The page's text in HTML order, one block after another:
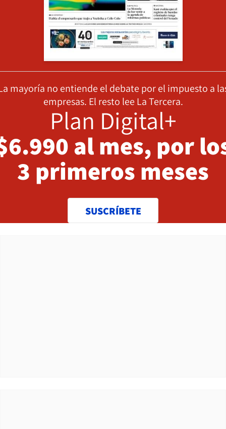
mayoría no entiende el debate por el impuesto a
empresas. El resto lee La Tercera.
Plan Digital+
al mes, por
3 primeros meses
SUSCRÍBETE